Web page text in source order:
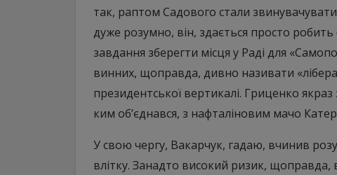
так, раптом Садового стали
дуже розумно, він, здається просто
завдання зберегти місця у Раді для
винних, щоправда, дивно називати
президентської вертикалі. Гриценко якраз
ким об’єднався, з нафталіновим мачо
У свою чергу, Вакарчук, гадаю, вчинив
влітку. Занадто високий ризик, щоправда,